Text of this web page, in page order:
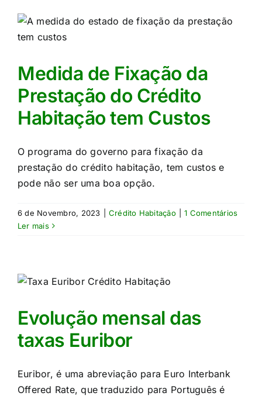
Medida de Fixação da
Prestação do Crédito
Habitação tem Custos
O programa do governo para fixação da
prestação do crédito habitação, tem custos e
pode não ser uma boa opção.
6 de Novembro, 2023 Crédito Habitação
1 Comentários
Ler mais
Evolução mensal das
taxas Euribor
Euribor, é uma abreviação para Euro Interbank
Offered Rate, que traduzido para Português é